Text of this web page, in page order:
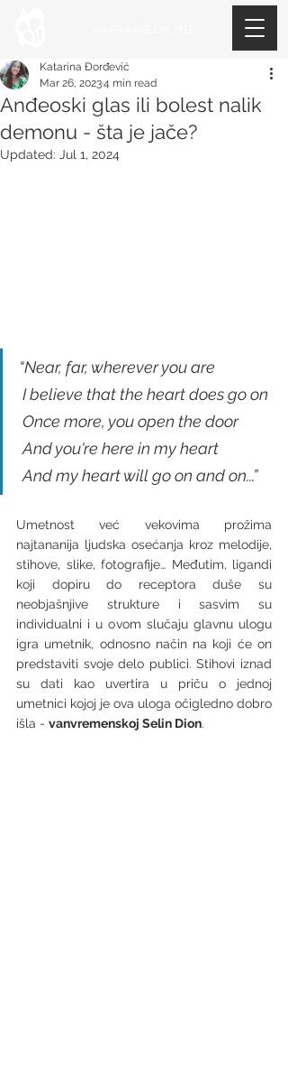
Anđeoski glas ili bolest nalik
demonu - šta je jače?
Katarina Đorđević
Mar 26, 20234 min read
Updated: Jul 1, 2024
“Near, far, wherever you are
I believe that the heart does go on
Once more, you open the door
And you're here in my heart
And my heart will go on and on...”
Umetnost već vekovima prožima
najtananija ljudska osećanja kroz melodije,
stihove, slike, fotografije… Međutim, ligandi
koji dopiru do receptora duše su
neobjašnjive strukture i sasvim su
individualni i u ovom slučaju glavnu ulogu
igra umetnik, odnosno način na koji će on
predstaviti svoje delo publici. Stihovi iznad
su dati kao uvertira u priču o jednoj
umetnici kojoj je ova uloga očigledno dobro
išla - vanvremenskoj Selin Dion.